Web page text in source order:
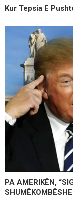
Kur Tepsia E
PA AMERIKËN,
SHUMËKOMBËSHE